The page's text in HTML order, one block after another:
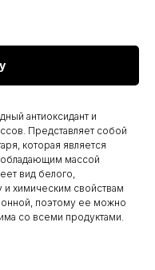
антиоксидант и
Представляет собой
которая является
массой
вид белого,
и химическим свойствам
поэтому ее можно
со всеми продуктами.